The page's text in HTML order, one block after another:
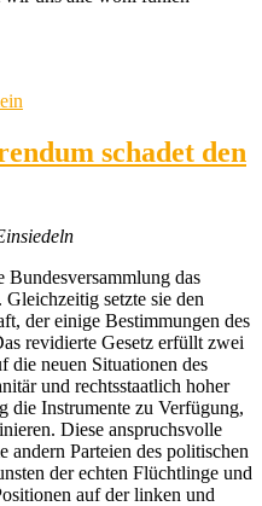
schadet den
Bundesversammlung das
setzte sie den
der einige Bestimmungen des
revidierte Gesetz erfüllt zwei
die neuen Situationen des
und rechtsstaatlich hoher
die Instrumente zu Verfügung,
Diese anspruchsvolle
Parteien des politischen
der echten Flüchtlinge und
auf der linken und